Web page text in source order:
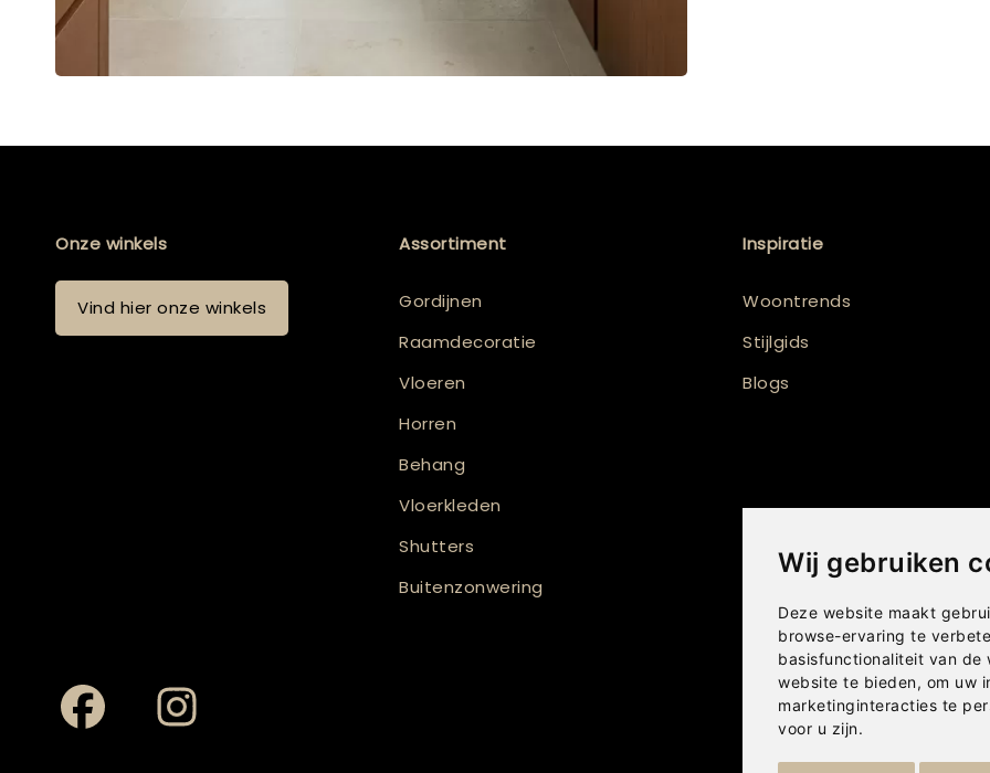
Wij gebruiken
Deze website maakt
browse-ervaring te
basisfunctionaliteit van de
website te bieden, om uw
marketinginteracties te
voor u zijn.
Onze winkels
Vind hier onze winkels
Assortiment
Gordijnen
Raamdecoratie
Vloeren
Horren
Behang
Vloerkleden
Shutters
Buitenzonwering
Inspiratie
Woontrends
Stijlgids
Blogs